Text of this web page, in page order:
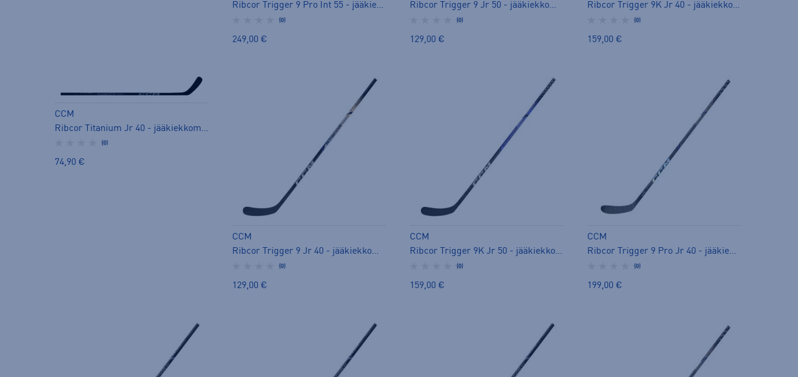
Ribcor Trigger 9 Pro Int 55 - jääkiekkomaila
(0)
249,00 €
Ribcor Trigger 9 Jr 50 - jääkiekkomaila
(0)
129,00 €
Ribcor Trigger 9K Jr 40 - jääkiekkomaila
(0)
159,00 €
CCM
Ribcor Titanium Jr 40 - jääkiekkomaila
(0)
74,90 €
CCM
Ribcor Trigger 9 Jr 40 - jääkiekkomaila
(0)
129,00 €
CCM
Ribcor Trigger 9K Jr 50 - jääkiekkomaila
(0)
159,00 €
CCM
Ribcor Trigger 9 Pro Jr 40 - jääkiekkomaila
(0)
199,00 €